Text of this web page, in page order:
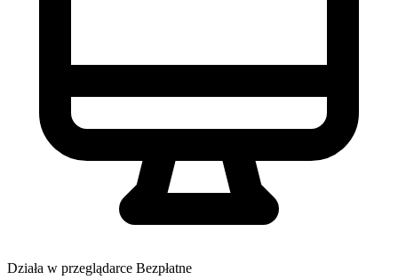
Działa w przeglądarce Bezpłatne